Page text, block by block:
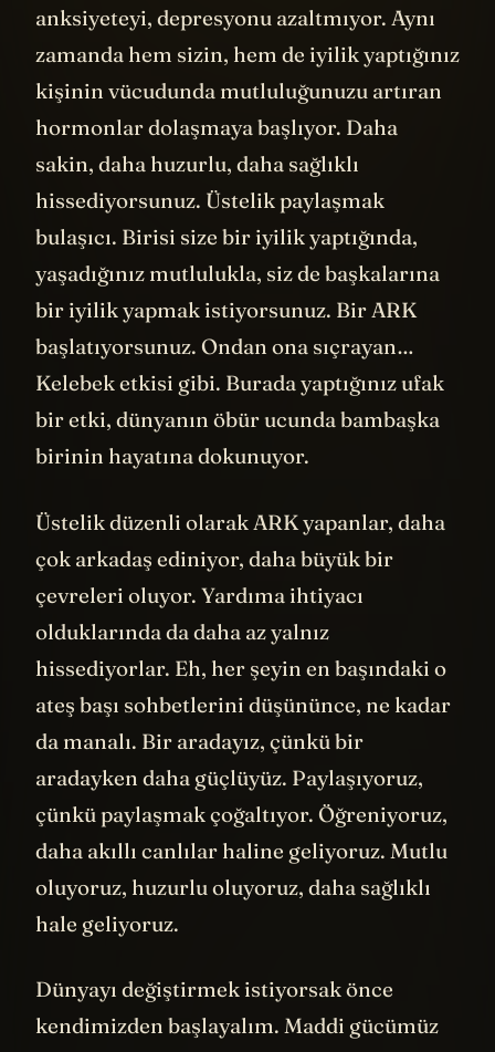
anksiyeteyi, depresyonu azaltmıyor. Aynı
zamanda hem sizin, hem de iyilik yaptığınız
kişinin vücudunda mutluluğunuzu artıran
hormonlar dolaşmaya başlıyor. Daha
sakin, daha huzurlu, daha sağlıklı
hissediyorsunuz. Üstelik paylaşmak
bulaşıcı. Birisi size bir iyilik yaptığında,
yaşadığınız mutlulukla, siz de başkalarına
bir iyilik yapmak istiyorsunuz. Bir ARK
başlatıyorsunuz. Ondan ona sıçrayan…
Kelebek etkisi gibi. Burada yaptığınız ufak
bir etki, dünyanın öbür ucunda bambaşka
birinin hayatına dokunuyor.
Üstelik düzenli olarak ARK yapanlar, daha
çok arkadaş ediniyor, daha büyük bir
çevreleri oluyor. Yardıma ihtiyacı
olduklarında da daha az yalnız
hissediyorlar. Eh, her şeyin en başındaki o
ateş başı sohbetlerini düşününce, ne kadar
da manalı. Bir aradayız, çünkü bir
aradayken daha güçlüyüz. Paylaşıyoruz,
çünkü paylaşmak çoğaltıyor. Öğreniyoruz,
daha akıllı canlılar haline geliyoruz. Mutlu
oluyoruz, huzurlu oluyoruz, daha sağlıklı
hale geliyoruz.
Dünyayı değiştirmek istiyorsak önce
kendimizden başlayalım. Maddi gücümüz